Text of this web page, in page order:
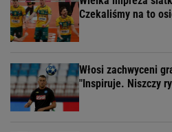
Czekaliśmy na to
Włosi zachwyceni
"Inspiruje. Niszczy